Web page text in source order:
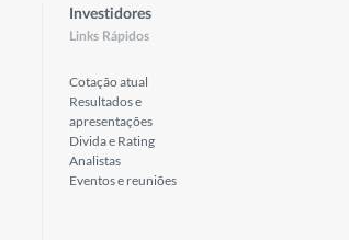
Investidores
Links Rápidos
Cotação atual
Resultados e
apresentações
Divida e Rating
Analistas
Eventos e reuniões